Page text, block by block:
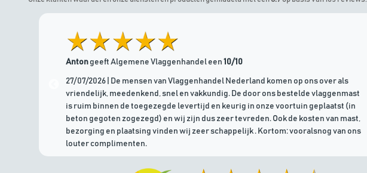
Antongeeft Algemene Vlaggenhandel een 10/10
27/07/2026 | De mensen van Vlaggenhandel Nederland komen op ons over als
vriendelijk, meedenkend, snel en vakkundig. De door ons bestelde vlaggenmast
is ruim binnen de toegezegde levertijd en keurig in onze voortuin geplaatst (in
beton gegoten zogezegd) en wij zijn dus zeer tevreden. Ook de kosten van mast,
bezorging en plaatsing vinden wij zeer schappelijk . Kortom: vooralsnog van ons
louter complimenten.